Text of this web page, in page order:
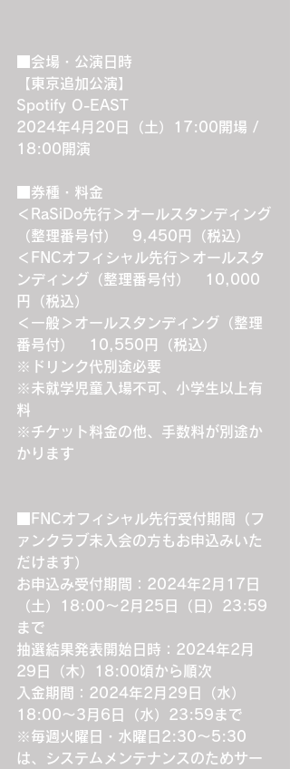
■会場・公演日時
【東京追加公演】
Spotify O-EAST
2024年4月20日（土）17:00開場 /
18:00開演
■券種・料金
＜RaSiDo先行＞オールスタンディング
（整理番号付）　9,450円（税込）
＜FNCオフィシャル先行＞オールスタ
ンディング（整理番号付）　10,000
円（税込）
＜一般＞オールスタンディング（整理
番号付）　10,550円（税込）
※ドリンク代別途必要
※未就学児童入場不可、小学生以上有
料
※チケット料金の他、手数料が別途か
かります
■FNCオフィシャル先行受付期間（フ
ァンクラブ未入会の方もお申込みいた
だけます）
お申込み受付期間：2024年2月17日
（土）18:00～2月25日（日）23:59
まで
抽選結果発表開始日時：2024年2月
29日（木）18:00頃から順次
入金期間：2024年2月29日（水）
18:00～3月6日（水）23:59まで
※毎週火曜日・水曜日2:30～5:30
は、システムメンテナンスのためサー